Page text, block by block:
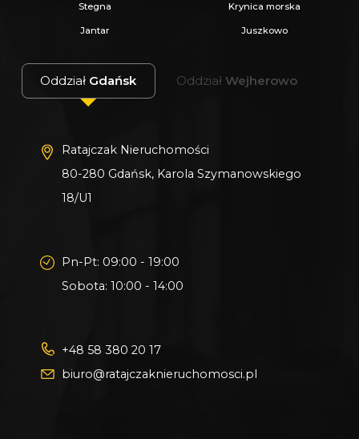
Stegna Krynica morska
Jantar Juszkowo
Oddział Gdańsk Oddział Wejherowo
Ratajczak Nieruchomości
80-280 Gdańsk, Karola Szymanowskiego
18/U1
Pn-Pt: 09:00 - 19:00
Sobota: 10:00 - 14:00
+48 58 380 20 17
biuro@ratajczaknieruchomosci.pl